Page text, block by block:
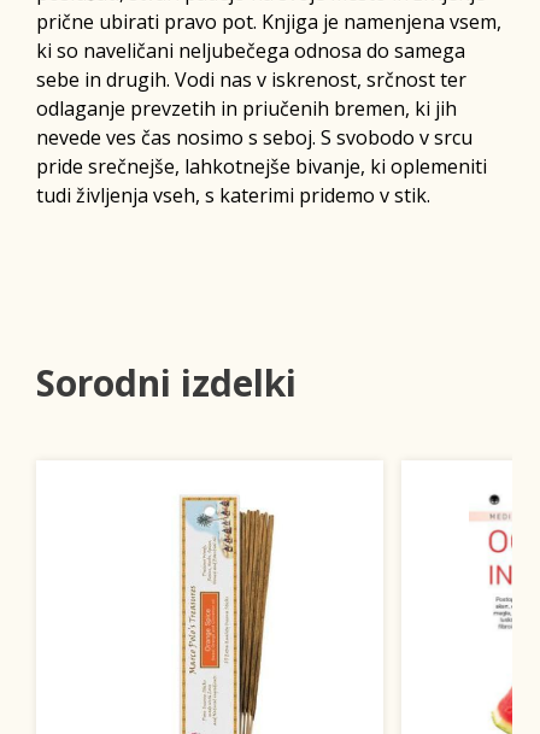
prične ubirati pravo pot. Knjiga je namenjena vsem,
ki so naveličani neljubečega odnosa do samega
sebe in drugih. Vodi nas v iskrenost, srčnost ter
odlaganje prevzetih in priučenih bremen, ki jih
nevede ves čas nosimo s seboj. S svobodo v srcu
pride srečnejše, lahkotnejše bivanje, ki oplemeniti
tudi življenja vseh, s katerimi pridemo v stik.
Sorodni izdelki